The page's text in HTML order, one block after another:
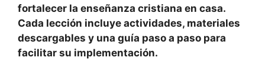
fortalecer la enseñanza cristiana en casa.
Cada lección incluye actividades, materiales
descargables y una guía paso a paso para
facilitar su implementación.